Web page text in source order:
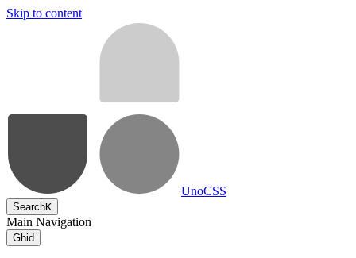
Skip to content
UnoCSS
SearchK
Main Navigation
Ghid